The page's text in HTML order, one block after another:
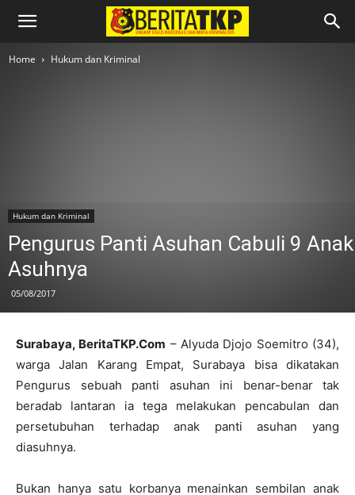
Home Hukum dan Kriminal
Hukum dan Kriminal
Pengurus Panti Asuhan Cabuli 9 Anak
Asuhnya
05/08/2017
Surabaya, BeritaTKP.Com – Alyuda Djojo Soemitro (34),
warga Jalan Karang Empat, Surabaya bisa dikatakan
Pengurus sebuah panti asuhan ini benar-benar tak
beradab lantaran ia tega melakukan pencabulan dan
persetubuhan terhadap anak panti asuhan yang
diasuhnya.
Bukan hanya satu korbanya menainkan sembilan anak